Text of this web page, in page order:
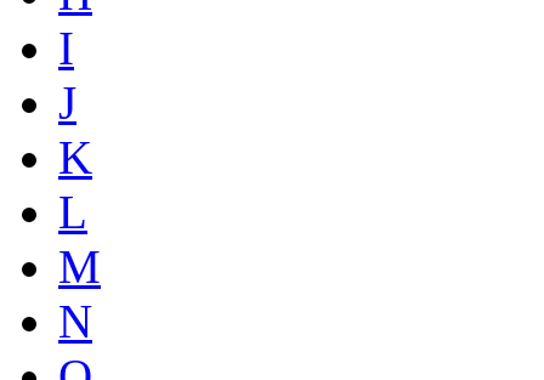
I
J
K
L
M
N